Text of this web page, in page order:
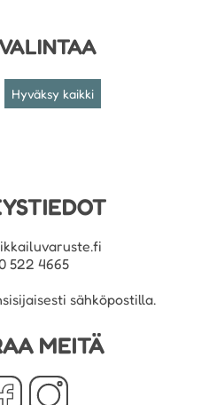
Hyväksy kaikki
522 4665
sähköpostilla.
MEITÄ